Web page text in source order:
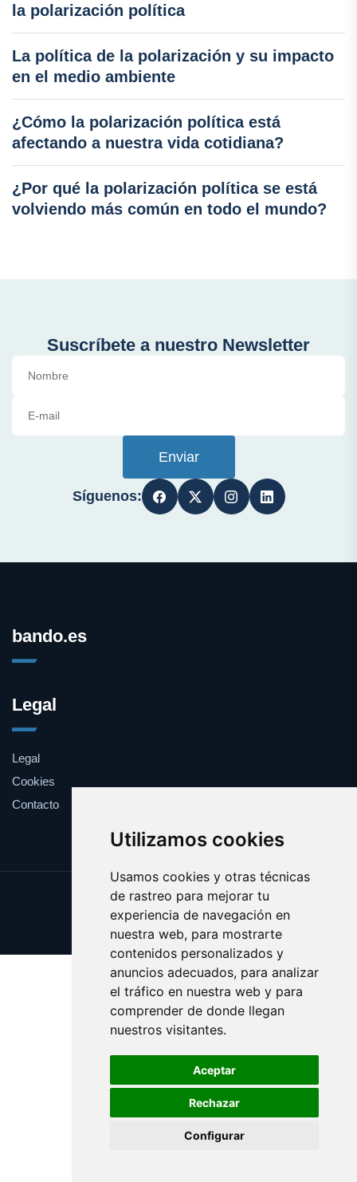
Utilizamos cookies
Usamos cookies y otras técnicas
de rastreo para mejorar tu
experiencia de navegación en
nuestra web, para mostrarte
contenidos personalizados y
anuncios adecuados, para analizar
el tráfico en nuestra web y para
comprender de donde llegan
nuestros visitantes.
Aceptar
Rechazar
Configurar
la polarización política
La política de la polarización y su impacto
en el medio ambiente
¿Cómo la polarización política está
afectando a nuestra vida cotidiana?
¿Por qué la polarización política se está
volviendo más común en todo el mundo?
Suscríbete a nuestro Newsletter
Enviar
Síguenos:
bando.es
Legal
Legal
Cookies
Contacto
Update cookies preferences
Copyright © 2025 bando.es